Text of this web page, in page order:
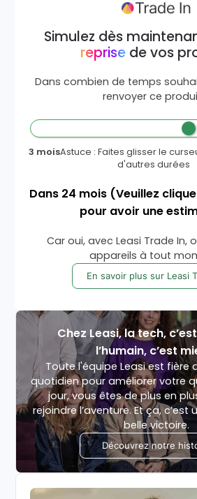
Simulez dès
reprisede vos
Dans combien de temps
renvoyer ce
3 moisAstuce : Faites glisser le
d'autres durées
Dans 24 mois (Veuillez
pour avoir une
Car oui, avec Leasi Trade In,
appareils à tout
En savoir plus sur Leasi
Chez Leasi, la tech,
l’humain, c’est
Toute l'équipe Leasi est fière
quotidien pour améliorer votre
jour, vous êtes de plus en
rejoindre l’aventure. Et ça, c’est
belle victoire.
Découvrez notre